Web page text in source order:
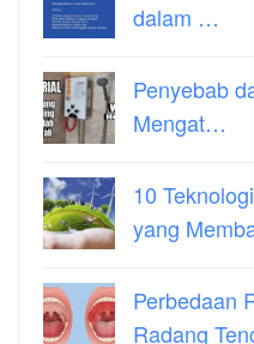
dalam …
Penyebab
Mengat…
10
yang
Perbedaan
Radang